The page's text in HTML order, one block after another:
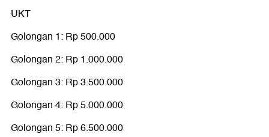
UKT
Golongan 1: Rp 500.000
Golongan 2: Rp 1.000.000
Golongan 3: Rp 3.500.000
Golongan 4: Rp 5.000.000
Golongan 5: Rp 6.500.000